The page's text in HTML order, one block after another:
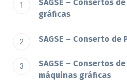
SAGSE – Consertos
gráficas
SAGSE – Conserto de
SAGSE – Consertos
máquinas gráficas